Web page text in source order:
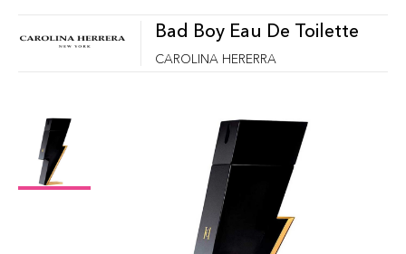
Bad Boy Eau De Toilette
CAROLINA HERERRA